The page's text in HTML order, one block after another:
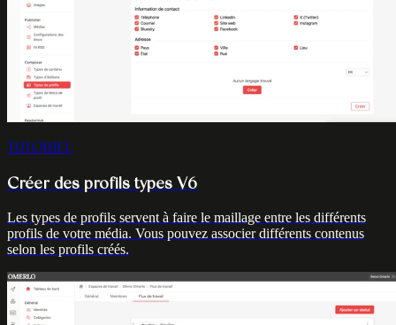
TUTORIEL
Créer des profils types V6
Les types de profils servent à faire le maillage entre les différents
profils de votre média. Vous pouvez associer différents contenus
selon les profils créés.